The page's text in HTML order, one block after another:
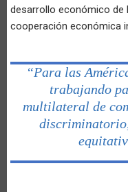
desarrollo económico de
cooperación económica
“Para las
trabajando
multilateral de